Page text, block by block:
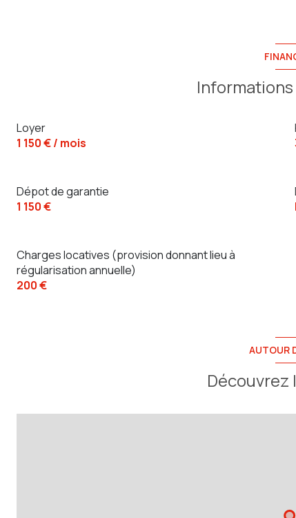
Loyer
1 150 € / mois
Dépot de garantie
1 150 €
Charges locatives (provision donnant lieu à
régularisation annuelle)
200 €
AUTOUR